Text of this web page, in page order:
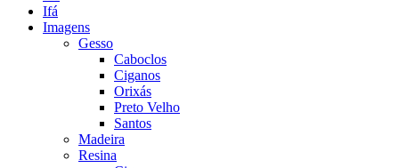
Ifá
Imagens
Gesso
Caboclos
Ciganos
Orixás
Preto Velho
Santos
Madeira
Resina